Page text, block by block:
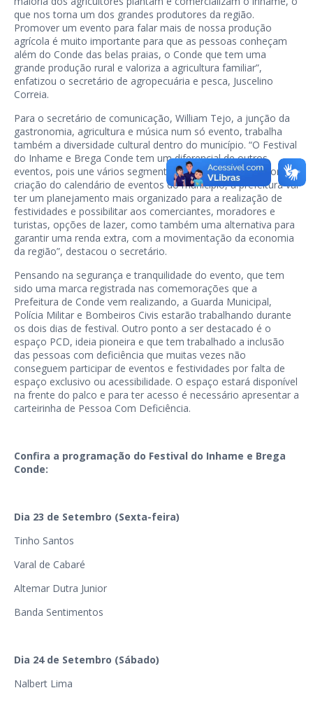
que nos torna um dos grandes produtores da região.
Promover um evento para falar mais de nossa produção
agrícola é muito importante para que as pessoas conheçam
além do Conde das belas praias, o Conde que tem uma
grande produção rural e valoriza a agricultura familiar”,
enfatizou o secretário de agropecuária e pesca, Juscelino
Correia.
Para o secretário de comunicação, William Tejo, a junção da
gastronomia, agricultura e música num só evento, trabalha
também a diversidade cultural dentro do município. “O Festival
do Inhame e Brega Conde tem um diferencial de outros
eventos, pois une vários segmentos numa única festa. Com a
criação do calendário de eventos do município, a prefeitura vai
ter um planejamento mais organizado para a realização de
festividades e possibilitar aos comerciantes, moradores e
turistas, opções de lazer, como também uma alternativa para
garantir uma renda extra, com a movimentação da economia
da região”, destacou o secretário.
Pensando na segurança e tranquilidade do evento, que tem
sido uma marca registrada nas comemorações que a
Prefeitura de Conde vem realizando, a Guarda Municipal,
Polícia Militar e Bombeiros Civis estarão trabalhando durante
os dois dias de festival. Outro ponto a ser destacado é o
espaço PCD, ideia pioneira e que tem trabalhado a inclusão
das pessoas com deficiência que muitas vezes não
conseguem participar de eventos e festividades por falta de
espaço exclusivo ou acessibilidade. O espaço estará disponível
na frente do palco e para ter acesso é necessário apresentar a
carteirinha de Pessoa Com Deficiência.
Confira a programação do Festival do Inhame e Brega
Conde:
Dia 23 de Setembro (Sexta-feira)
Tinho Santos
Varal de Cabaré
Altemar Dutra Junior
Banda Sentimentos
Dia 24 de Setembro (Sábado)
Nalbert Lima